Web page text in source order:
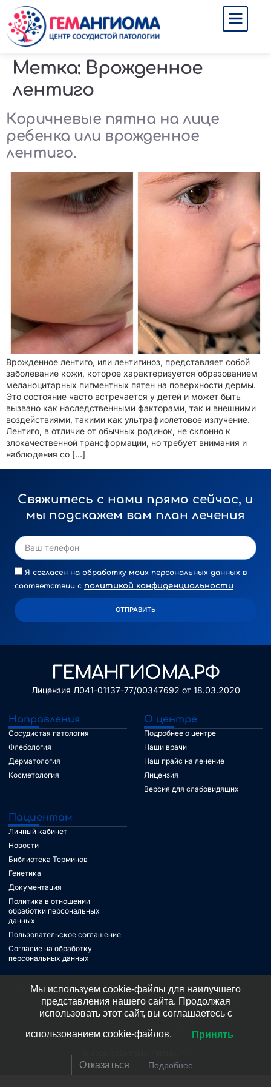
Метка: Врожденное
лентиго
Коричневые пятна на лице
ребенка или врожденное
лентиго.
Врожденное лентиго, или лентигиноз, представляет собой
заболевание кожи, которое характеризуется образованием
меланоцитарных пигментных пятен на поверхности дермы.
Это состояние часто встречается у детей и может быть
вызвано как наследственными факторами, так и внешними
воздействиями, такими как ультрафиолетовое излучение.
Лентиго, в отличие от обычных родинок, не склонно к
злокачественной трансформации, но требует внимания и
наблюдения со […]
Свяжитесь с нами прямо сейчас, и
мы подскажем вам план лечения
Я согласен на обработку моих персональных данных в
соответствии с политикой конфиденциальности
ОТПРАВИТЬ
ГЕМАНГИОМА.РФ
Лицензия Л041-01137-77/00347692 от 18.03.2020
Направления
Сосудистая патология
Флебология
Дерматология
Косметология
О центре
Подробнее о центре
Наши врачи
Наш прайс на лечение
Лицензия
Версия для слабовидящих
Пациентам
Личный кабинет
Новости
Библиотека Терминов
Генетика
Документация
Политика в отношении
обработки персональных
данных
Пользовательское соглашение
Согласие на обработку
персональных данных
Имеются противопоказания.
Необходима консультация
специалиста
© 2008-2026 ГЕМАНГИОМА.РФ
Мы используем cookie-файлы для наилучшего
представления нашего сайта. Продолжая
использовать этот сайт, вы соглашаетесь с
использованием cookie-файлов. Принять
Отказаться Подробнее…